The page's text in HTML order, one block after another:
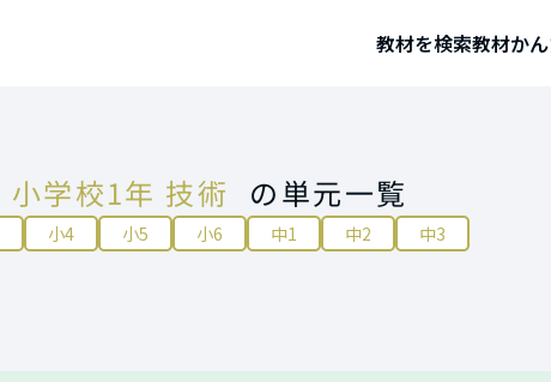
教材を検索教材か
小学校1年 技術 の単元一覧
小4 小5 小6 中1 中2 中3